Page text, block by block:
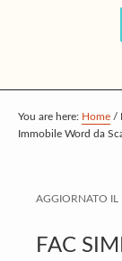
p
t
a
n
p
t
r
m
p
t
o
t
You are here: Home /
Immobile Word da
AGGIORNATO IL
FAC